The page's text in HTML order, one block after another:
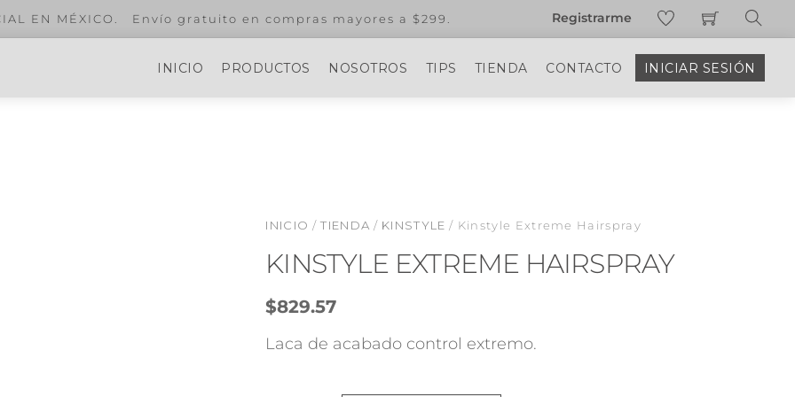
¿Eres estilista profesional o
Registrarme
INICIO PRODUCTOS NOSOTROS TIPS TIENDA CONTACTO INICIAR SESIÓN
INICIO /TIENDA / KINSTYLE / Kinstyle Extreme Hairspray
KINSTYLE EXTREME HAIRSPRAY
$829.57
Laca de acabado control extremo.